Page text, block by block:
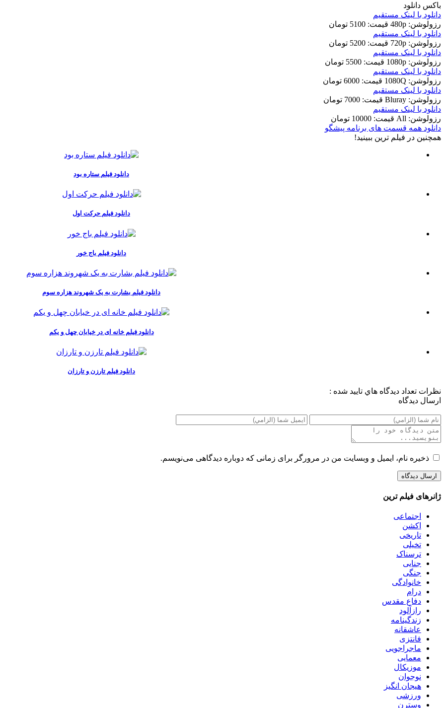
باکس دانلود
دانلود با لينک مستقيم
رزولوشن: 480p
قيمت: 5100 تومان
دانلود با لينک مستقيم
رزولوشن: 720p
قيمت: 5200 تومان
دانلود با لينک مستقيم
رزولوشن: 1080p
قيمت: 5500 تومان
دانلود با لينک مستقيم
رزولوشن: 1080Q
قيمت: 6000 تومان
دانلود با لينک مستقيم
رزولوشن: Bluray
قيمت: 7000 تومان
دانلود با لينک مستقيم
رزولوشن: All
قيمت: 10000 تومان
دانلود همه قسمت های برنامه پیشگو
همچنين در فيلم ترين ببينيد!
دانلود فیلم ستاره بود
دانلود فیلم حرکت اول
دانلود فیلم باج خور
دانلود فیلم بشارت به یک شهروند هزاره سوم
دانلود فیلم خانه ای در خیابان چهل و یکم
دانلود فیلم تارزن و تارزان
نظرات تعداد ديدگاه هاي تاييد شده :
ارسال ديدگاه
ذخیره نام، ایمیل و وبسایت من در مرورگر برای زمانی که دوباره دیدگاهی می‌نویسم.
ژانرهای فیلم ترین
اجتماعی
اکشن
تاریخی
تخیلی
ترسناک
جنایی
جنگی
خانوادگی
درام
دفاع مقدس
رازآلود
زندگینامه
عاشقانه
فانتزی
ماجراجویی
معمایی
موزیکال
نوجوان
هیجان انگیز
ورزشی
وسترن